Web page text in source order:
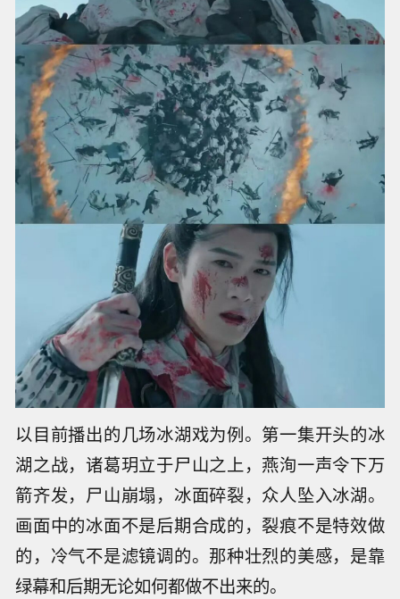
以目前播出的几场冰湖戏为例。第一集开头的冰
湖之战，诸葛玥立于尸山之上，燕洵一声令下万
箭齐发，尸山崩塌，冰面碎裂，众人坠入冰湖。
画面中的冰面不是后期合成的，裂痕不是特效做
的，冷气不是滤镜调的。那种壮烈的美感，是靠
绿幕和后期无论如何都做不出来的。